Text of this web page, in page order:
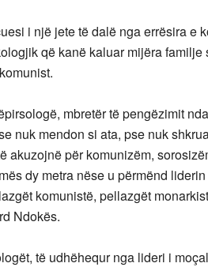
i një jete të dalë nga errësira e
që kanë kaluar mijëra familje
mbretër të pengëzimit
nuk mendon si ata, pse nuk
akuzojnë për komunizëm,
dy metra nëse u përmënd
komunistë, pellazgët
Ndokës.
të udhëhequr nga lideri i